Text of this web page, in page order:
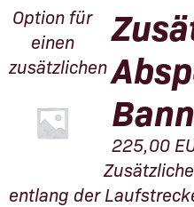
Option für
einen
zusätzlichen
225,00
entlang der